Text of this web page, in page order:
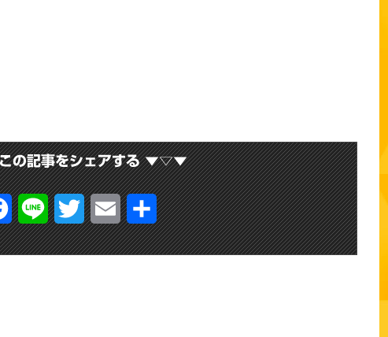
Facebook
Line TwitterEmail 共
有